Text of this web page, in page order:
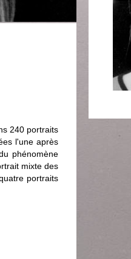
240 portraits
l'une après
phénomène
mixte des
portraits